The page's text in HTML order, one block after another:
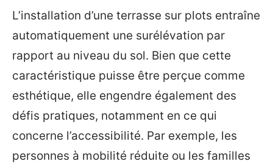
L’installation d’une terrasse sur plots entraîne
automatiquement une surélévation par
rapport au niveau du sol. Bien que cette
caractéristique puisse être perçue comme
esthétique, elle engendre également des
défis pratiques, notamment en ce qui
concerne l’accessibilité. Par exemple, les
personnes à mobilité réduite ou les familles